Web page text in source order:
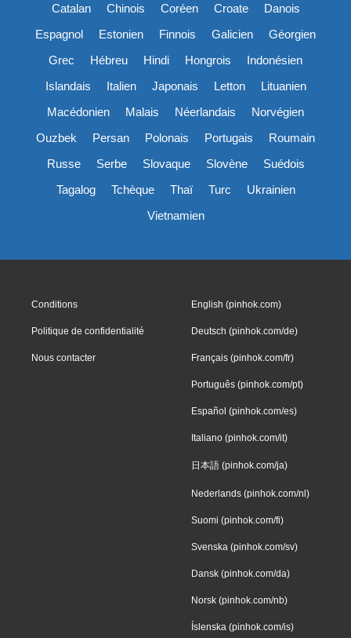
Catalan
Chinois Coréen Croate
Danois
Espagnol
Estonien Finnois Galicien
Géorgien
Grec
Hébreu Hindi Hongrois
Indonésien
Islandais
Italien Japonais Letton
Lituanien
Macédonien
Malais Néerlandais
Norvégien
Ouzbek
Persan Polonais Portugais
Roumain
Russe
Serbe Slovaque Slovène
Suédois
Tagalog
Tchèque Thaï Turc
Ukrainien
Vietnamien
Conditions
Politique de confidentialité
Nous contacter
English (pinhok.com)
Deutsch (pinhok.com/de)
Français (pinhok.com/fr)
Português (pinhok.com/pt)
Español (pinhok.com/es)
Italiano (pinhok.com/it)
日本語 (pinhok.com/ja)
Nederlands (pinhok.com/nl)
Suomi (pinhok.com/fi)
Svenska (pinhok.com/sv)
Dansk (pinhok.com/da)
Norsk (pinhok.com/nb)
Íslenska (pinhok.com/is)